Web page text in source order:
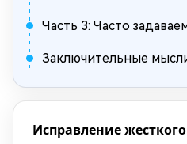
Часть 3: Часто
Заключительные
Исправление